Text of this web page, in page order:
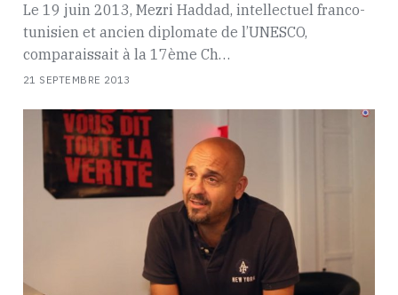
Le 19 juin 2013, Mezri Haddad, intellectuel franco-
tunisien et ancien diplomate de l’UNESCO,
comparaissait à la 17ème Ch…
21 SEPTEMBRE 2013